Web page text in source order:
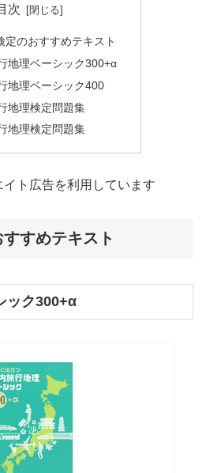
次
定のおすすめテキスト
地理ベーシック300+α
地理ベーシック400
地理検定問題集
地理検定問題集
イト広告を利用しています
すめテキスト
ック300+α